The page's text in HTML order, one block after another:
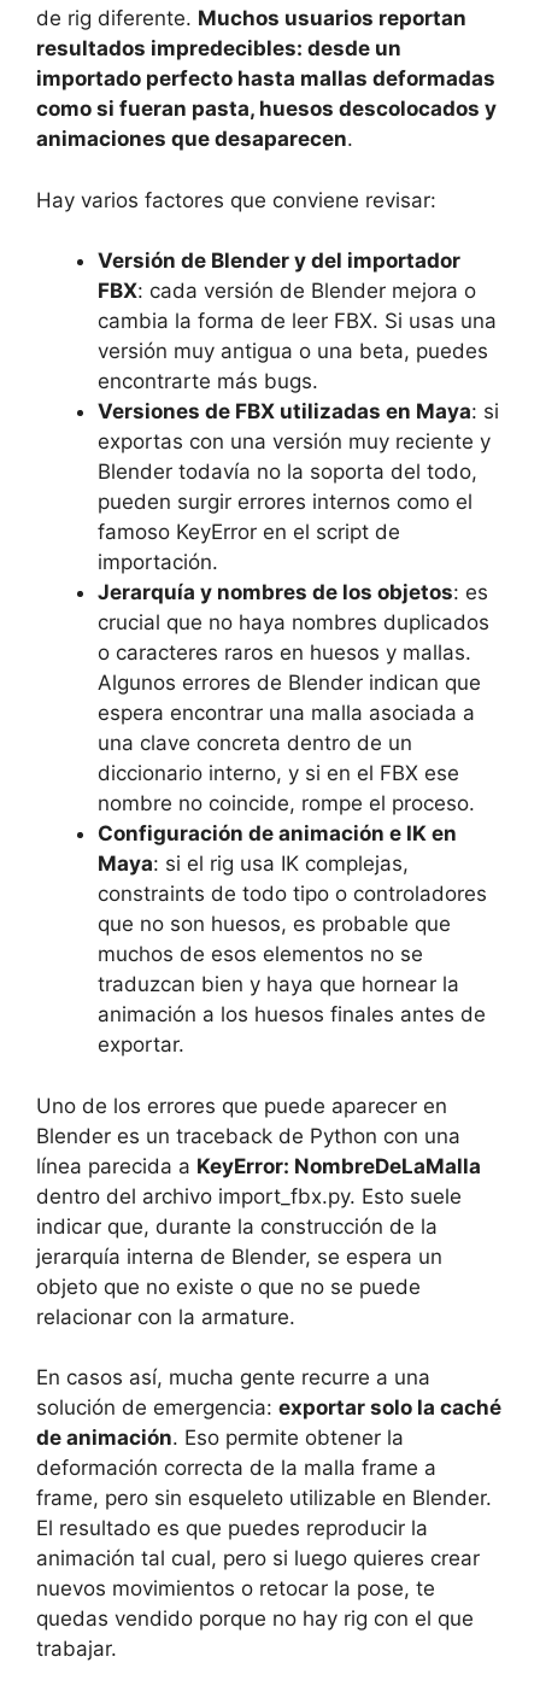
de rig diferente. Muchos usuarios reportan
resultados impredecibles: desde un
importado perfecto hasta mallas deformadas
como si fueran pasta, huesos descolocados y
animaciones que desaparecen.
Hay varios factores que conviene revisar:
Versión de Blender y del importador
FBX: cada versión de Blender mejora o
cambia la forma de leer FBX. Si usas una
versión muy antigua o una beta, puedes
encontrarte más bugs.
Versiones de FBX utilizadas en Maya: si
exportas con una versión muy reciente y
Blender todavía no la soporta del todo,
pueden surgir errores internos como el
famoso KeyError en el script de
importación.
Jerarquía y nombres de los objetos: es
crucial que no haya nombres duplicados
o caracteres raros en huesos y mallas.
Algunos errores de Blender indican que
espera encontrar una malla asociada a
una clave concreta dentro de un
diccionario interno, y si en el FBX ese
nombre no coincide, rompe el proceso.
Configuración de animación e IK en
Maya: si el rig usa IK complejas,
constraints de todo tipo o controladores
que no son huesos, es probable que
muchos de esos elementos no se
traduzcan bien y haya que hornear la
animación a los huesos finales antes de
exportar.
Uno de los errores que puede aparecer en
Blender es un traceback de Python con una
línea parecida a KeyError: NombreDeLaMalla
dentro del archivo import_fbx.py. Esto suele
indicar que, durante la construcción de la
jerarquía interna de Blender, se espera un
objeto que no existe o que no se puede
relacionar con la armature.
En casos así, mucha gente recurre a una
solución de emergencia: exportar solo la caché
de animación. Eso permite obtener la
deformación correcta de la malla frame a
frame, pero sin esqueleto utilizable en Blender.
El resultado es que puedes reproducir la
animación tal cual, pero si luego quieres crear
nuevos movimientos o retocar la pose, te
quedas vendido porque no hay rig con el que
trabajar.